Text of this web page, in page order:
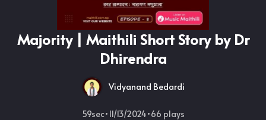
Majority | Maithili Short Story by Dr
Dhirendra
Vidyanand Bedardi
59sec• 11/13/2024•66 plays